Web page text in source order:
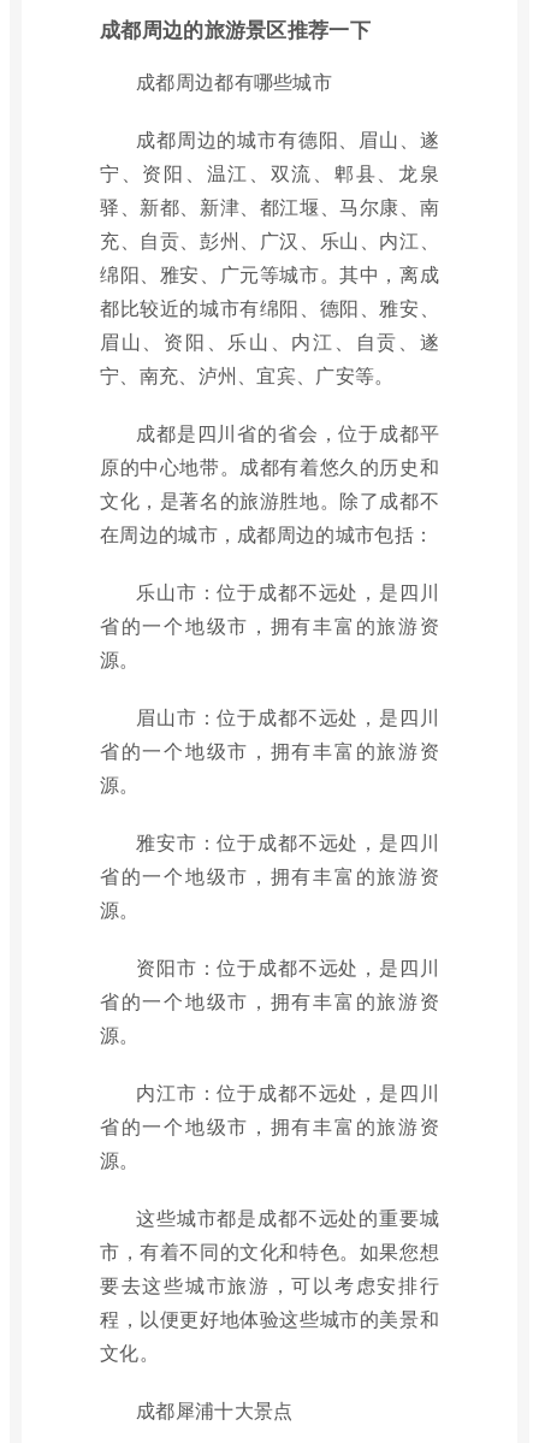
成都周边的旅游景区推荐一下
成都周边都有哪些城市
成都周边的城市有德阳、眉山、遂
宁、资阳、温江、双流、郫县、龙泉
驿、新都、新津、都江堰、马尔康、南
充、自贡、彭州、广汉、乐山、内江、
绵阳、雅安、广元等城市。其中，离成
都比较近的城市有绵阳、德阳、雅安、
眉山、资阳、乐山、内江、自贡、遂
宁、南充、泸州、宜宾、广安等。
成都是四川省的省会，位于成都平
原的中心地带。成都有着悠久的历史和
文化，是著名的旅游胜地。除了成都不
在周边的城市，成都周边的城市包括：
乐山市：位于成都不远处，是四川
省的一个地级市，拥有丰富的旅游资
源。
眉山市：位于成都不远处，是四川
省的一个地级市，拥有丰富的旅游资
源。
雅安市：位于成都不远处，是四川
省的一个地级市，拥有丰富的旅游资
源。
资阳市：位于成都不远处，是四川
省的一个地级市，拥有丰富的旅游资
源。
内江市：位于成都不远处，是四川
省的一个地级市，拥有丰富的旅游资
源。
这些城市都是成都不远处的重要城
市，有着不同的文化和特色。如果您想
要去这些城市旅游，可以考虑安排行
程，以便更好地体验这些城市的美景和
文化。
成都犀浦十大景点